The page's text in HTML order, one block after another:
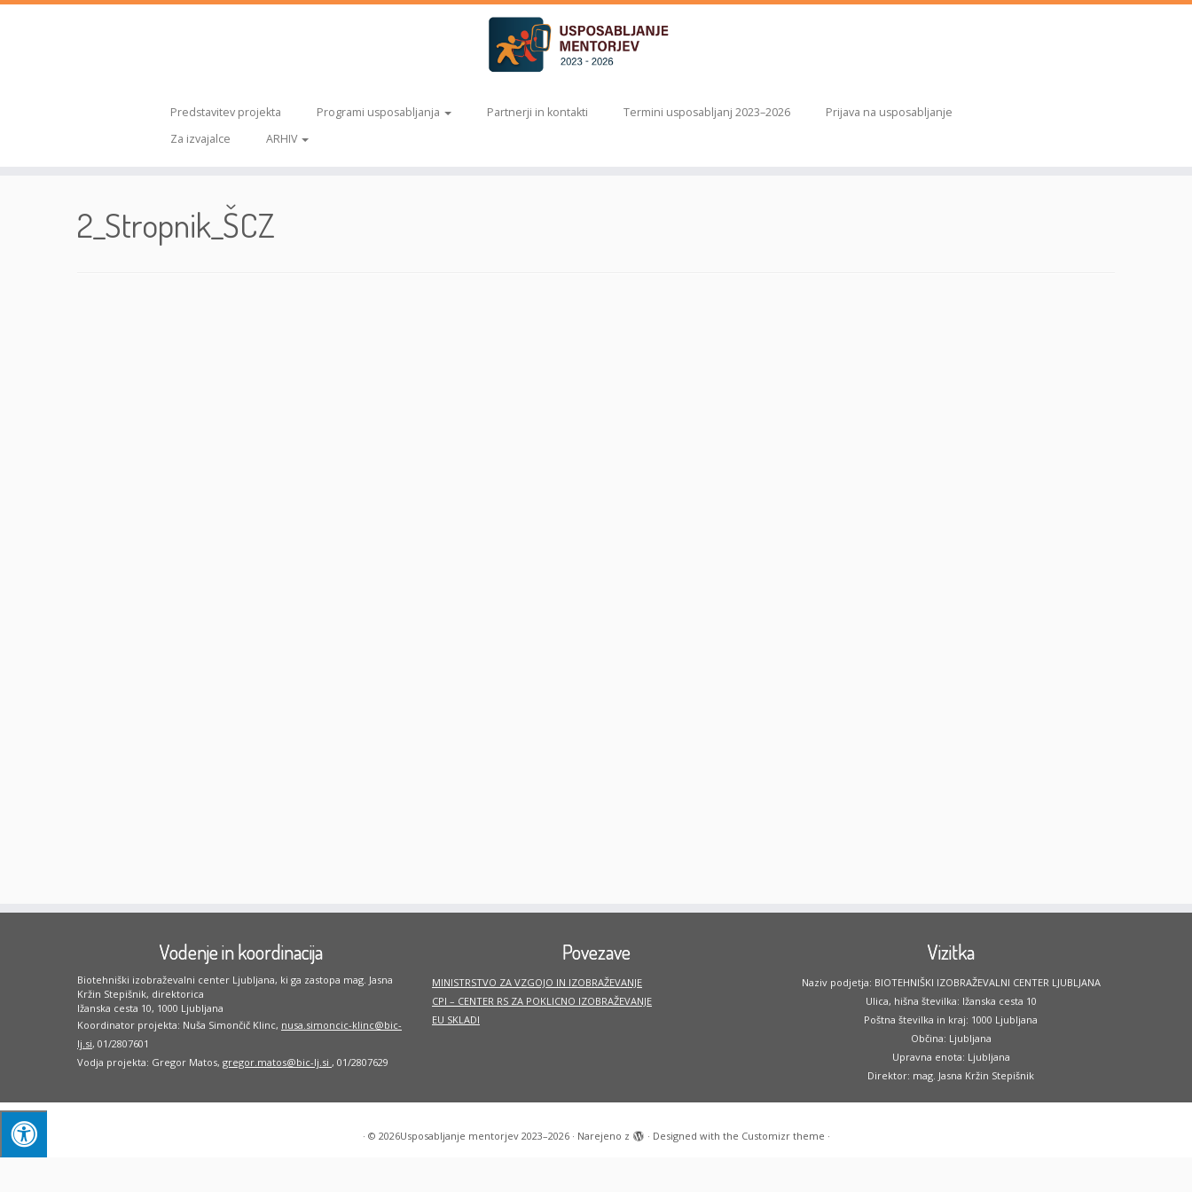
Predstavitev projekta Programi usposabljanja Partnerji in kontakti Termini usposabljanj 2023–2026
Prijava na usposabljanje
Za izvajalce
ARHIV
2_Stropnik_ŠCZ
Vodenje in koordinacija
Biotehniški izobraževalni center Ljubljana, ki ga zastopa mag. Jasna
Kržin Stepišnik, direktorica
Ižanska cesta 10, 1000 Ljubljana
Koordinator projekta: Nuša Simončič Klinc, nusa.simoncic-klinc@bic-
lj.si, 01/2807601
Vodja projekta: Gregor Matos, gregor.matos@bic-lj.si , 01/2807629
Povezave
MINISTRSTVO ZA VZGOJO IN IZOBRAŽEVANJE
CPI – CENTER RS ZA POKLICNO IZOBRAŽEVANJE
EU SKLADI
Vizitka
Naziv podjetja: BIOTEHNIŠKI IZOBRAŽEVALNI CENTER LJUBLJANA
Ulica, hišna številka: Ižanska cesta 10
Poštna številka in kraj: 1000 Ljubljana
Občina: Ljubljana
Upravna enota: Ljubljana
Direktor: mag. Jasna Kržin Stepišnik
· © 2026Usposabljanje mentorjev 2023–2026· Narejeno z · Designed with the Customizr theme ·